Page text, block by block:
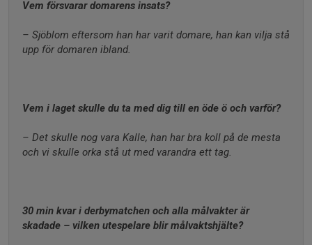
Vem försvarar domarens insats?
– Sjöblom eftersom han har varit domare, han kan vilja stå
upp för domaren ibland.
Vem i laget skulle du ta med dig till en öde ö och varför?
– Det skulle nog vara Kalle, han har bra koll på de mesta
och vi skulle orka stå ut med varandra ett tag.
30 min kvar i derbymatchen och alla målvakter är
skadade – vilken utespelare blir målvaktshjälte?